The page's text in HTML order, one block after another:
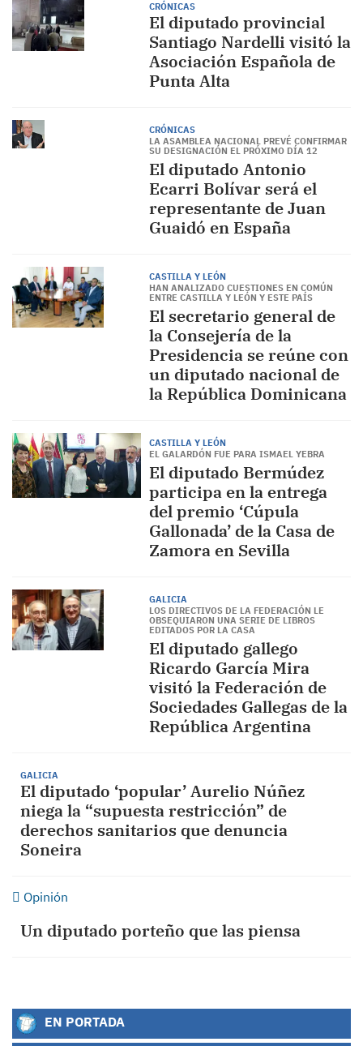
CRÓNICAS
El diputado provincial
Santiago Nardelli visitó la
Asociación Española de
Punta Alta
CRÓNICAS
LA ASAMBLEA NACIONAL PREVÉ CONFIRMAR
SU DESIGNACIÓN EL PRÓXIMO DÍA 12
El diputado Antonio
Ecarri Bolívar será el
representante de Juan
Guaidó en España
CASTILLA Y LEÓN
HAN ANALIZADO CUESTIONES EN COMÚN
ENTRE CASTILLA Y LEÓN Y ESTE PAÍS
El secretario general de
la Consejería de la
Presidencia se reúne con
un diputado nacional de
la República Dominicana
CASTILLA Y LEÓN
EL GALARDÓN FUE PARA ISMAEL YEBRA
El diputado Bermúdez
participa en la entrega
del premio ‘Cúpula
Gallonada’ de la Casa de
Zamora en Sevilla
GALICIA
LOS DIRECTIVOS DE LA FEDERACIÓN LE
OBSEQUIARON UNA SERIE DE LIBROS
EDITADOS POR LA CASA
El diputado gallego
Ricardo García Mira
visitó la Federación de
Sociedades Gallegas de la
República Argentina
GALICIA
El diputado ‘popular’ Aurelio Núñez
niega la “supuesta restricción” de
derechos sanitarios que denuncia
Soneira
Opinión
Un diputado porteño que las piensa
EN PORTADA